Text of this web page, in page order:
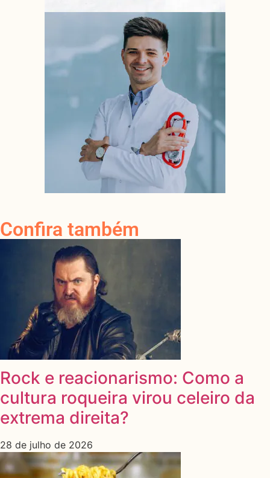
Confira também
Rock e reacionarismo: Como a
cultura roqueira virou celeiro da
extrema direita?
28 de julho de 2026